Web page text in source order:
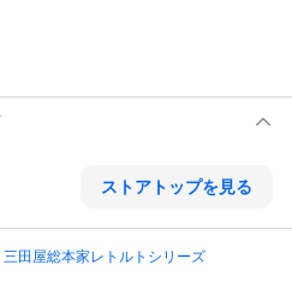
ストアトップを見る
三田屋総本家レトルトシリーズ